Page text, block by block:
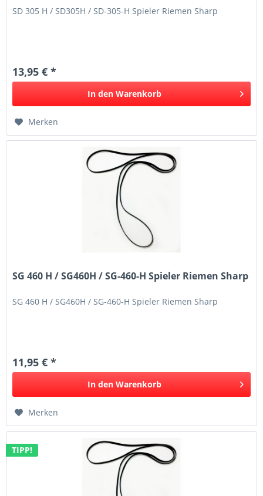
SD 305 H / SD305H / SD-305-H Spieler Riemen Sharp
13,95 € *
In den Warenkorb
Merken
SG 460 H / SG460H / SG-460-H Spieler Riemen Sharp
SG 460 H / SG460H / SG-460-H Spieler Riemen Sharp
11,95 € *
In den Warenkorb
Merken
TIPP!